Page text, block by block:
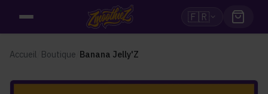
🇫🇷
Accueil Boutique Banana Jelly'Z